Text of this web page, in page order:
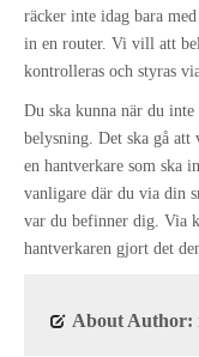
räcker inte idag bara
in en router. Vi vill att
kontrolleras och styras
Du ska kunna när du inte
belysning. Det ska gå
en hantverkare som ska
vanligare där du via din
var du befinner dig. Via
hantverkaren gjort det
About Author: